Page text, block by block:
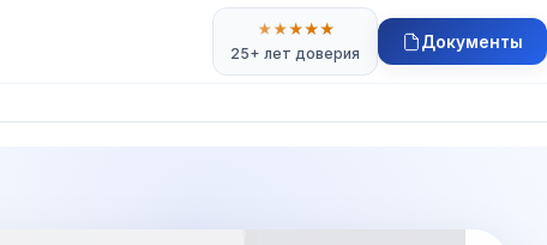
★★★★★
25+ лет доверия
Документы